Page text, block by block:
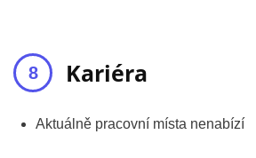
Kariéra
Aktuálně pracovní místa nenabízí